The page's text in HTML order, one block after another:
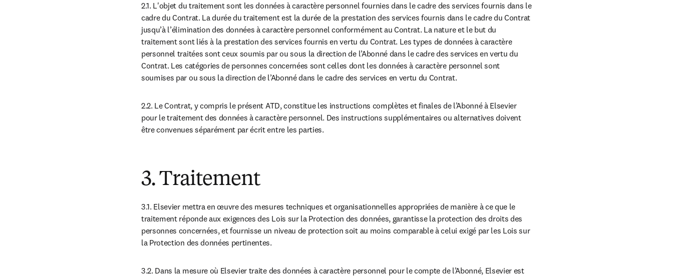
2.1. L'objet du traitement sont les données à caractère personnel fournies dans le cadre des services fournis dans le
cadre du Contrat. La durée du traitement est la durée de la prestation des services fournis dans le cadre du Contrat
jusqu’à l’élimination des données à caractère personnel conformément au Contrat. La nature et le but du
traitement sont liés à la prestation des services fournis en vertu du Contrat. Les types de données à caractère
personnel traitées sont ceux soumis par ou sous la direction de l’Abonné dans le cadre des services en vertu du
Contrat. Les catégories de personnes concernées sont celles dont les données à caractère personnel sont
soumises par ou sous la direction de l’Abonné dans le cadre des services en vertu du Contrat.
2.2. Le Contrat, y compris le présent ATD, constitue les instructions complètes et finales de l’Abonné à Elsevier
pour le traitement des données à caractère personnel. Des instructions supplémentaires ou alternatives doivent
être convenues séparément par écrit entre les parties.
3. Traitement
3.1. Elsevier mettra en œuvre des mesures techniques et organisationnelles appropriées de manière à ce que le
traitement réponde aux exigences des Lois sur la Protection des données, garantisse la protection des droits des
personnes concernées, et fournisse un niveau de protection soit au moins comparable à celui exigé par les Lois sur
la Protection des données pertinentes.
3.2. Dans la mesure où Elsevier traite des données à caractère personnel pour le compte de l’Abonné, Elsevier est